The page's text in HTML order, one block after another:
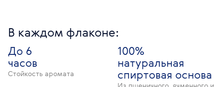
В каждом флаконе:
До 6
часов
Стойкость аромата
100%
натуральная
спиртовая основа